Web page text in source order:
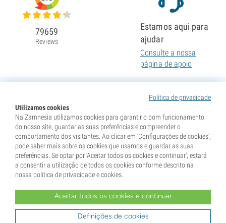
Política de privacidade
Utilizamos cookies
Na Zamnesia utilizamos cookies para garantir o bom funcionamento
do nosso site, guardar as suas preferências e compreender o
comportamento dos visitantes. Ao clicar em 'Configurações de cookies',
pode saber mais sobre os cookies que usamos e guardar as suas
preferências. Se optar por 'Aceitar todos os cookies e continuar', estará
a consentir a utilização de todos os cookies conforme descrito na
nossa política de privacidade e cookies.
Aceitar todos os cookies e continuar
Definições de cookies
79659
Reviews
Estamos aqui para
ajudar
Consulte a nossa
página de apoio
* As sementes são vendidas como itens de colecionismo. A germinação das sementes é ilegal em
seu país de residência e que conhece a legislação local. Ao mesmo tempo, isenta a Zamnesia de
qualquer responsabilidade caso aja fora das normas legais do seu país.